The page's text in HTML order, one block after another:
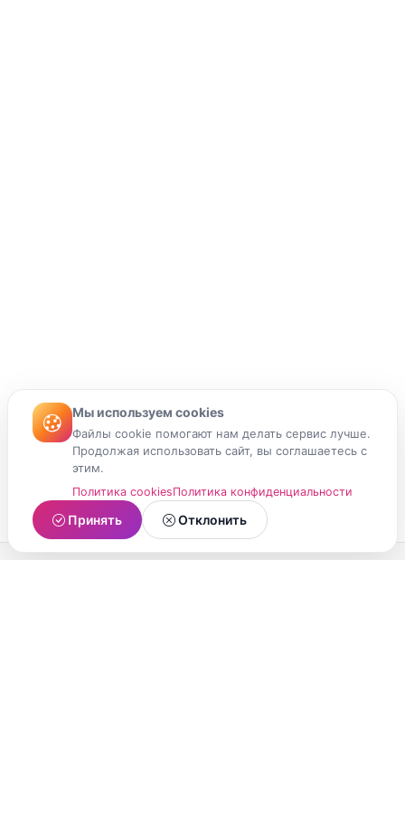
Мы используем cookies
Файлы cookie помогают нам делать сервис лучше.
Продолжая использовать сайт, вы соглашаетесь с
этим.
Политика cookiesПолитика конфиденциальности
Принять Отклонить